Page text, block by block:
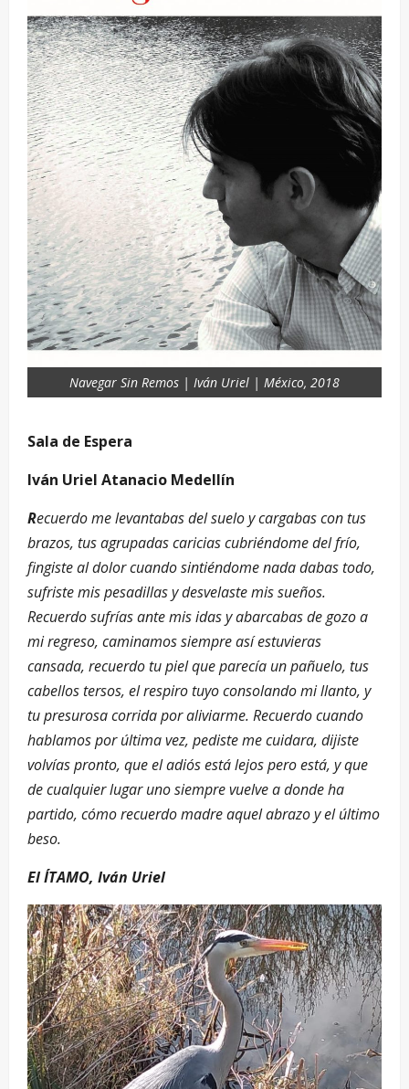
Navegar Sin Remos | Iván Uriel | México, 2018
Sala de Espera
Iván Uriel Atanacio Medellín
Recuerdo me levantabas del suelo y cargabas con tus
brazos, tus agrupadas caricias cubriéndome del frío,
fingiste al dolor cuando sintiéndome nada dabas todo,
sufriste mis pesadillas y desvelaste mis sueños.
Recuerdo sufrías ante mis idas y abarcabas de gozo a
mi regreso, caminamos siempre así estuvieras
cansada, recuerdo tu piel que parecía un pañuelo, tus
cabellos tersos, el respiro tuyo consolando mi llanto, y
tu presurosa corrida por aliviarme. Recuerdo cuando
hablamos por última vez, pediste me cuidara, dijiste
volvías pronto, que el adiós está lejos pero está, y que
de cualquier lugar uno siempre vuelve a donde ha
partido, cómo recuerdo madre aquel abrazo y el último
beso.
El ÍTAMO, Iván Uriel